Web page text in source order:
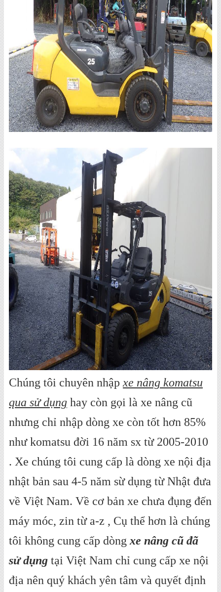
Chúng tôi chuyên nhập xe nâng komatsu
qua sử dụng hay còn gọi là xe nâng cũ
nhưng chỉ nhập dòng xe còn tốt hơn 85%
như komatsu đời 16 năm sx từ 2005-2010
. Xe chúng tôi cung cấp là dòng xe nội địa
nhật bản sau 4-5 năm sừ dụng từ Nhật đưa
về Việt Nam. Về cơ bản xe chưa đụng đến
máy móc, zin từ a-z , Cụ thể hơn là chúng
tôi không cung cấp dòng xe nâng cũ đã
sử dụng tại Việt Nam chỉ cung cấp xe nội
địa nên quý khách yên tâm và quyết định